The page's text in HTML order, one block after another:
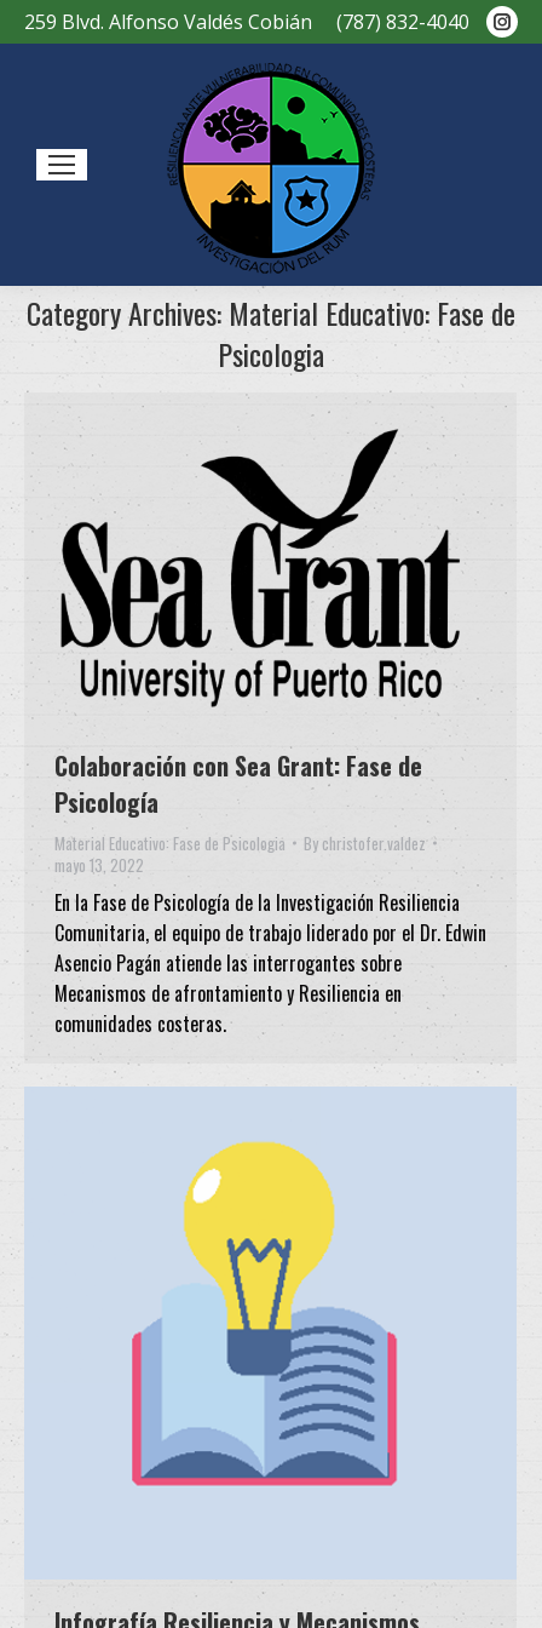
259 Blvd. Alfonso Valdés Cobián (787) 832-4040
Category Archives: Material Educativo: Fase de
Psicologia
Colaboración con Sea Grant: Fase de
Psicología
Material Educativo: Fase de Psicologia By christofer.valdez
mayo 13, 2022
En la Fase de Psicología de la Investigación Resiliencia
Comunitaria, el equipo de trabajo liderado por el Dr. Edwin
Asencio Pagán atiende las interrogantes sobre
Mecanismos de afrontamiento y Resiliencia en
comunidades costeras.